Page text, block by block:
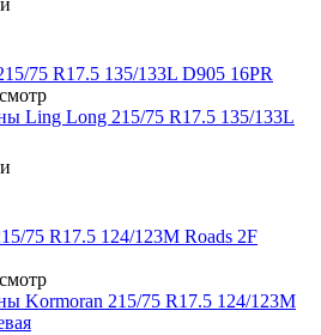
Ling Long 215/75 R17.5 135/133L
Kormoran 215/75 R17.5 124/123M